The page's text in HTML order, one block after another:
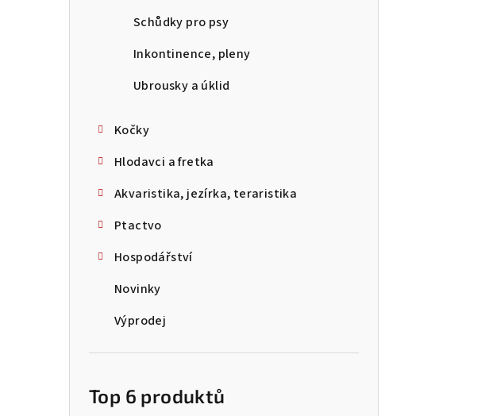
Schůdky pro psy
Inkontinence, pleny
Ubrousky a úklid
Kočky
Hlodavci a fretka
Akvaristika, jezírka, teraristika
Ptactvo
Hospodářství
Novinky
Výprodej
Top 6 produktů